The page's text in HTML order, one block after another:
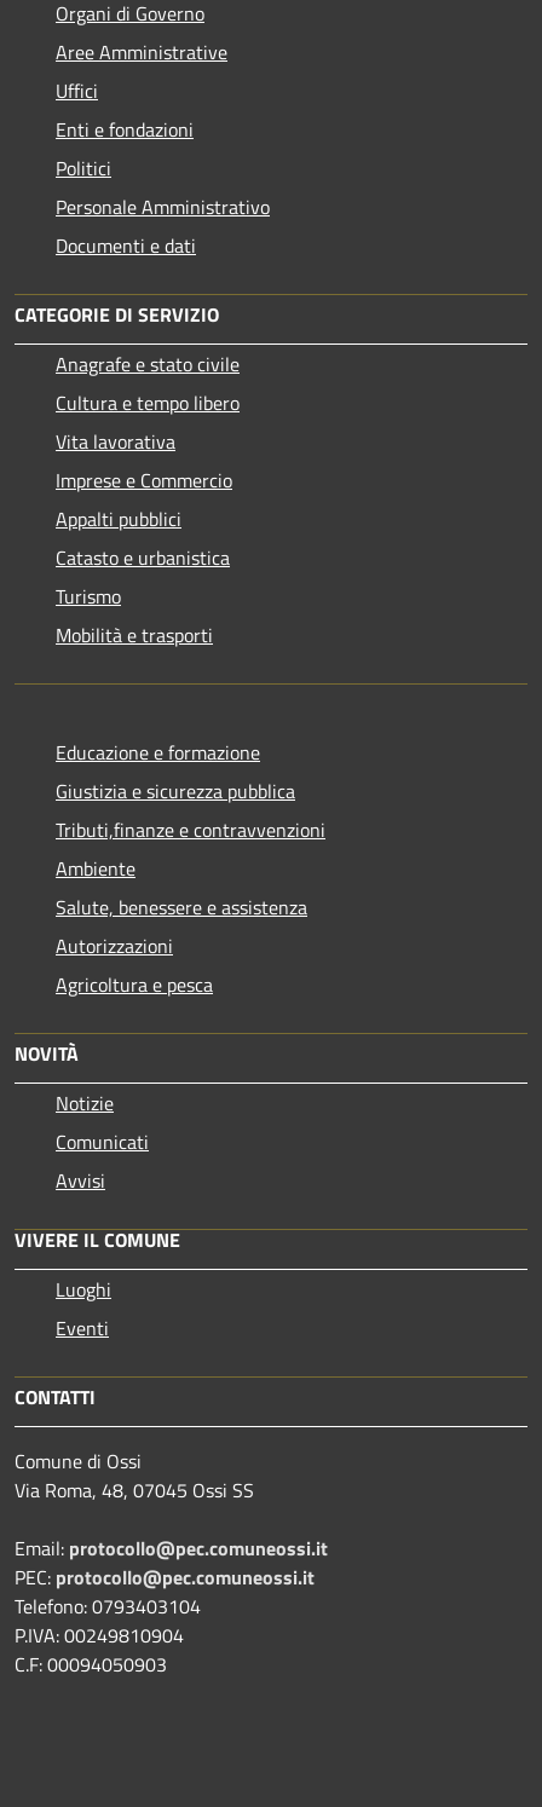
Organi di Governo
Aree Amministrative
Uffici
Enti e fondazioni
Politici
Personale Amministrativo
Documenti e dati
CATEGORIE DI SERVIZIO
Anagrafe e stato civile
Cultura e tempo libero
Vita lavorativa
Imprese e Commercio
Appalti pubblici
Catasto e urbanistica
Turismo
Mobilità e trasporti
Educazione e formazione
Giustizia e sicurezza pubblica
Tributi,finanze e contravvenzioni
Ambiente
Salute, benessere e assistenza
Autorizzazioni
Agricoltura e pesca
NOVITÀ
Notizie
Comunicati
Avvisi
VIVERE IL COMUNE
Luoghi
Eventi
CONTATTI
Comune di Ossi
Via Roma, 48, 07045 Ossi SS
Email: protocollo@pec.comuneossi.it
PEC: protocollo@pec.comuneossi.it
Telefono: 0793403104
P.IVA: 00249810904
C.F: 00094050903